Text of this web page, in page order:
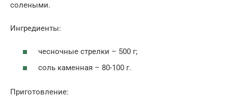
солеными.
Ингредиенты:
чесночные стрелки – 500 г;
соль каменная – 80-100 г.
Приготовление: